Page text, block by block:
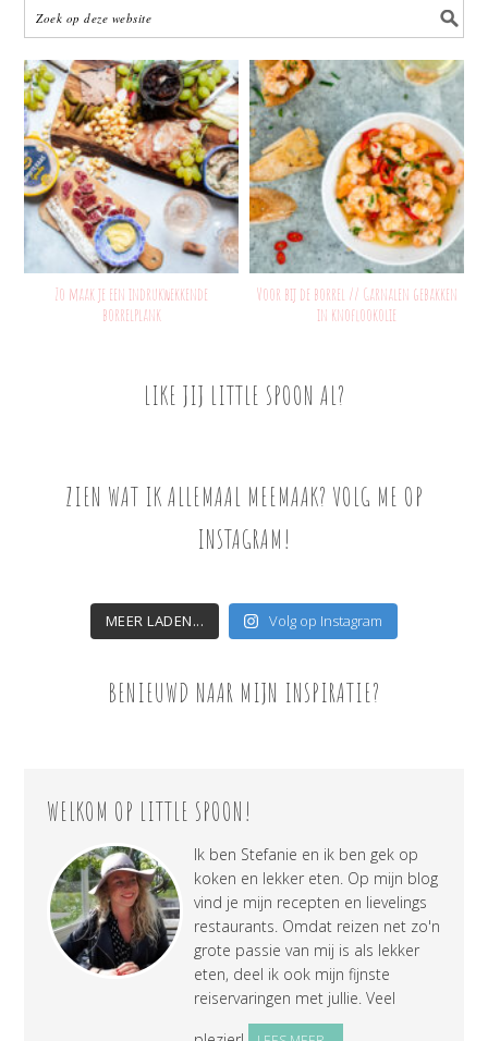
Zo maak je een indrukwekkende
borrelplank
Voor bij de borrel // Garnalen gebakken
in knoflookolie
LIKE JIJ LITTLE SPOON AL?
ZIEN WAT IK ALLEMAAL MEEMAAK? VOLG ME OP
INSTAGRAM!
MEER LADEN... Volg op Instagram
BENIEUWD NAAR MIJN INSPIRATIE?
WELKOM OP LITTLE SPOON!
Ik ben Stefanie en ik ben gek op
koken en lekker eten. Op mijn blog
vind je mijn recepten en lievelings
restaurants. Omdat reizen net zo'n
grote passie van mij is als lekker
eten, deel ik ook mijn fijnste
reiservaringen met jullie. Veel